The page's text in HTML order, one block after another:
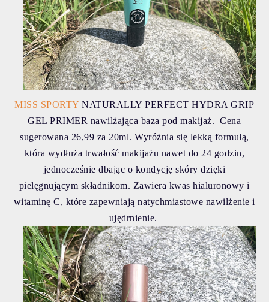
MISS SPORTY NATURALLY PERFECT HYDRA GRIP
GEL PRIMER nawilżająca baza pod makijaż. Cena
sugerowana 26,99 za 20ml. Wyróżnia się lekką formułą,
która wydłuża trwałość makijażu nawet do 24 godzin,
jednocześnie dbając o kondycję skóry dzięki
pielęgnującym składnikom. Zawiera kwas hialuronowy i
witaminę C, które zapewniają natychmiastowe nawilżenie i
ujędrnienie.